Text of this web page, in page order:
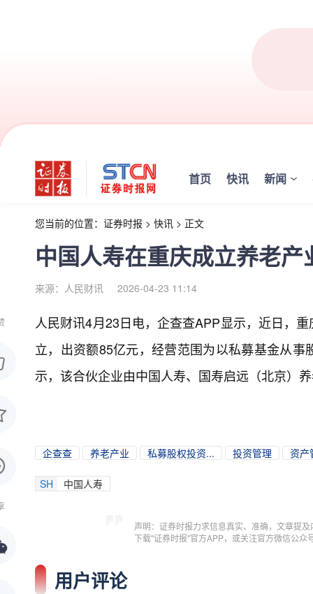
首页 快讯 新闻
您当前的位置： 证券时报 > 快讯 > 正文
中国人寿在重庆成立养老
来源：人民财讯 2026-04-23 11:14
人民财讯4月23日电， 企查查APP显示，近日，
立，出资额85亿元，经营范围为以私募基金从
示，该合伙企业由中国人寿、国寿启远（北京）
企查查 养老产业 私募股权投资... 投资管理 资产
SH 中国人寿
声明：证券时报力求信息真实、准确，文章提
下载"证券时报"官方APP，或关注官方微信公
用户评论